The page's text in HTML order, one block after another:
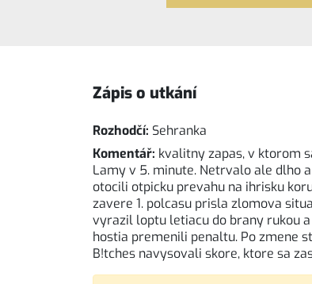
Zápis o utkání
Rozhodčí: Sehranka
Komentář: kvalitny zapas, v ktorom
Lamy v 5. minute. Netrvalo ale dlho
otocili otpicku prevahu na ihrisku
zavere 1. polcasu prisla zlomova
vyrazil loptu letiacu do brany rukou
hostia premenili penaltu. Po zmene
B!tches navysovali skore, ktore sa